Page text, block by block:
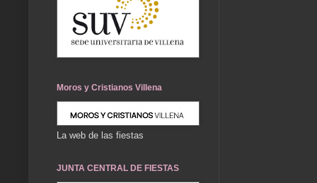
Moros y Cristianos Villena
La web de las fiestas
JUNTA CENTRAL DE FIESTAS